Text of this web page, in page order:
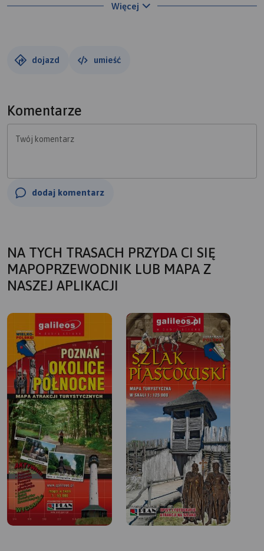
Stęszewskiego i Wronczyńskiego Dużego do Wronczyna,
Sławicę, Dzwonowo, Głęboczek, Zielonkę, Kamińsko,
Więcej
dojazd umieść
Komentarze
Twój komentarz
dodaj komentarz
NA TYCH TRASACH PRZYDA CI SIĘ
MAPOPRZEWODNIK LUB MAPA Z
NASZEJ APLIKACJI